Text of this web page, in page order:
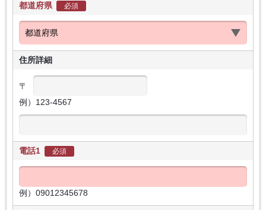
都道府県 必須
住所詳細
〒
例）123-4567
電話1 必須
例）09012345678